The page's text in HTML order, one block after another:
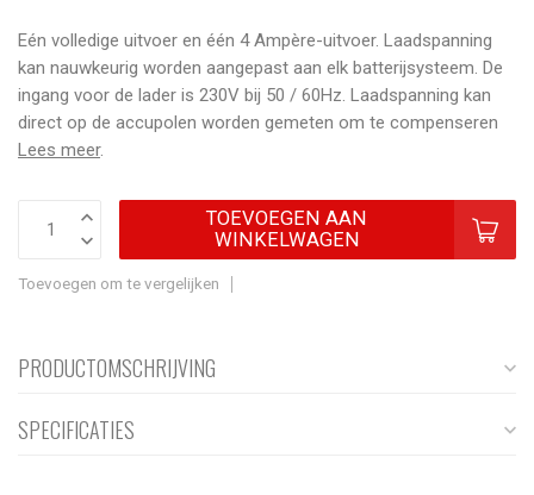
Eén volledige uitvoer en één 4 Ampère-uitvoer. Laadspanning
kan nauwkeurig worden aangepast aan elk batterijsysteem. De
ingang voor de lader is 230V bij 50 / 60Hz. Laadspanning kan
direct op de accupolen worden gemeten om te compenseren
Lees meer.
TOEVOEGEN AAN
WINKELWAGEN
Toevoegen om te vergelijken
PRODUCTOMSCHRIJVING
SPECIFICATIES